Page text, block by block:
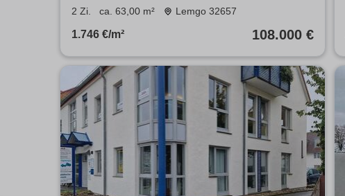
Kapitalanlage
2 Zi. ca. 63,00 m² Lemgo 32657
1.746 €/m² 108.000 €